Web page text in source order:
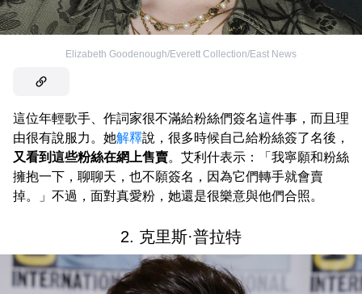
Elizabeth Goodenough/Everett Collection/East News
這位年輕歌手、作詞家很不滿給粉絲們簽名這件事，而且理
由很有說服力。她解釋說，很多時候自己給粉絲簽了名後，
又看到這些粉絲在網上售賣。艾利什表示：「我寧願和粉絲
擁抱一下，聊聊天，也不願簽名，因為它們轉手就會賣
掉。」不過，面對真愛粉，她還是很樂意與他們合照。
2. 克里斯·普拉特